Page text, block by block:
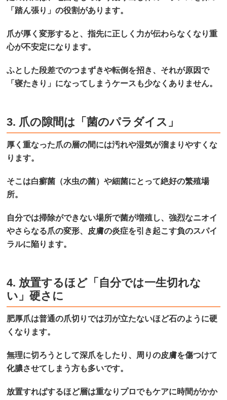
「踏ん張り」の役割があります。
爪が厚く変形すると、指先に正しく力が伝わらなくなり重
心が不安定になります。
ふとした段差でのつまずきや転倒を招き、それが原因で
「寝たきり」になってしまうケースも少なくありません。
3. 爪の隙間は「菌のパラダイス」
厚く重なった爪の層の間には汚れや湿気が溜まりやすくな
ります。
そこは白癬菌（水虫の菌）や細菌にとって絶好の繁殖場
所。
自分では掃除ができない場所で菌が増殖し、強烈なニオイ
やさらなる爪の変形、皮膚の炎症を引き起こす負のスパイ
ラルに陥ります。
4. 放置するほど「自分では一生切れな
い」硬さに
肥厚爪は普通の爪切りでは刃が立たないほど石のように硬
くなります。
無理に切ろうとして深爪をしたり、周りの皮膚を傷つけて
化膿させてしまう方も多いです。
放置すればするほど層は重なりプロでもケアに時間がかか